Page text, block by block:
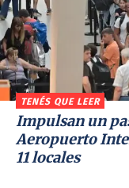
TENÉS QUE LEER
Impulsan un
Aeropuerto
11 locales